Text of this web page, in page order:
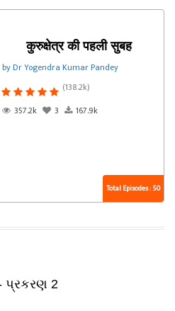
कुरुक्षेत्र की पहली सुबह
by Dr Yogendra Kumar Pandey
(138.2k)
357.2k
3 167.9k
Total Episodes : 50
2